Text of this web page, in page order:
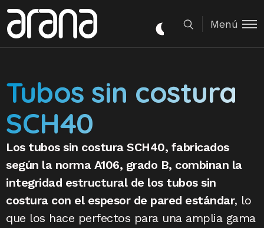
Menú
Tubos sin costura
SCH40
Los tubos sin costura SCH40, fabricados
según la norma A106, grado B, combinan la
integridad estructural de los tubos sin
costura con el espesor de pared estándar, lo
que los hace perfectos para una amplia gama